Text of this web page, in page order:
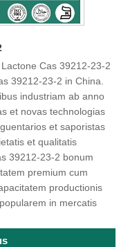
Cas 39212-23-2
39212-23-2 in China.
industriam ab anno
et novas technologias
et saporistas
et qualitatis
39212-23-2 bonum
premium cum
productionis
in mercatis